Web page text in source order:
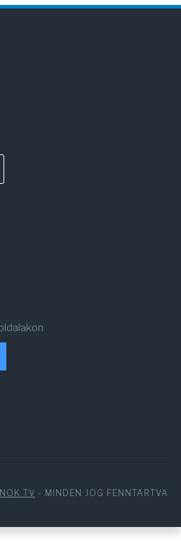
TV - MINDEN JOG FENNTARTVA